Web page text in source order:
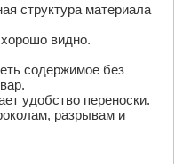
структура материала
видно.
содержимое без
удобство переноски.
разрывам и